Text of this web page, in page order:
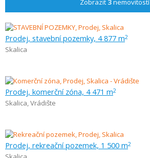
Zobrazit 3nemovitostí
Prodej, stavební pozemky, 4 877 m2
Skalica
Prodej, komerční zóna, 4 471 m2
Skalica,Vrádište
Prodej, rekreační pozemek, 1 500 m2